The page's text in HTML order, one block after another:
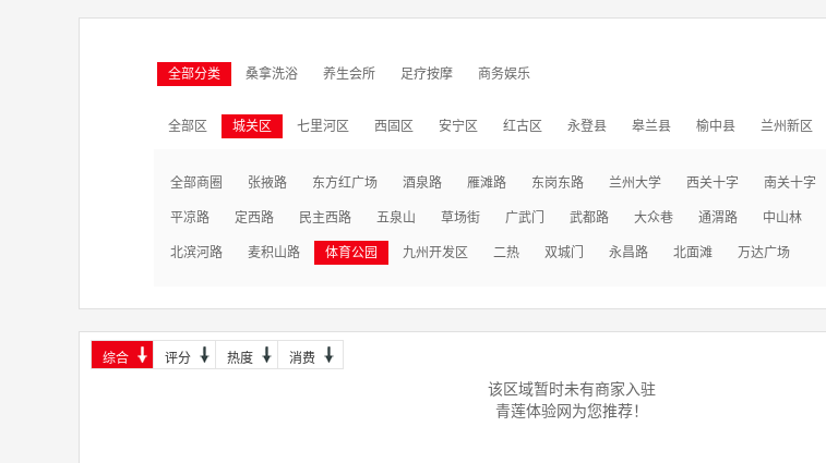
全部分类 桑拿洗浴 养生会所 足疗按摩 商务娱乐
全部区 城关区 七里河区 西固区 安宁区 红古区 永登县 皋兰县 榆中县 兰州新区
全部商圈 张掖路 东方红广场 酒泉路 雁滩路 东岗东路 兰州大学 西关十字 南关十字
平凉路 定西路 民主西路 五泉山 草场街 广武门 武都路 大众巷 通渭路 中山林
北滨河路 麦积山路 体育公园 九州开发区 二热 双城门 永昌路 北面滩 万达广场
综合 评分 热度 消费
该区域暂时未有商家入驻
青莲体验网为您推荐！